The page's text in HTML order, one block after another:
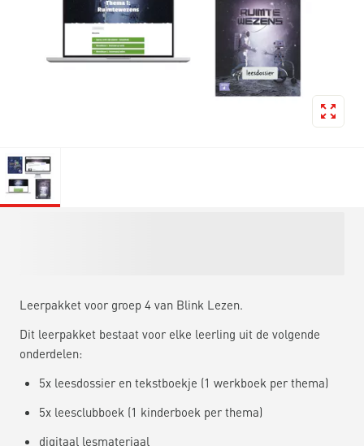
Leerpakket voor groep 4 van Blink Lezen.
Dit leerpakket bestaat voor elke leerling uit de volgende
onderdelen:
5x leesdossier en tekstboekje (1 werkboek per thema)
5x leesclubboek (1 kinderboek per thema)
digitaal lesmateriaal